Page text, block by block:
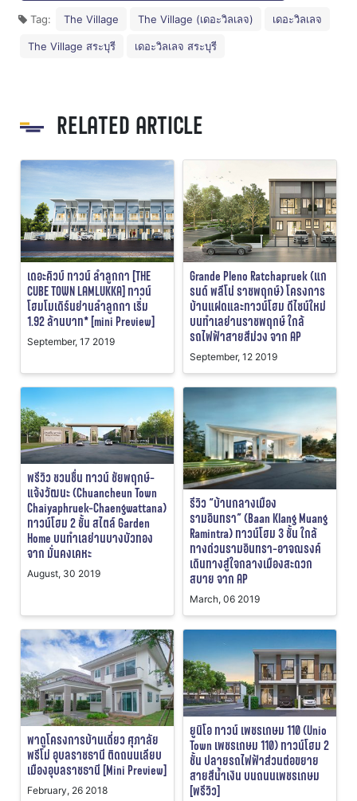
Tag: The Village The Village (เดอะวิลเลจ) เดอะวิลเลจ
The Village สระบุรี เดอะวิลเลจ สระบุรี
RELATED ARTICLE
เดอะคิวบ์ ทาวน์ ลำลูกกา [THE
CUBE TOWN LAMLUKKA] ทาวน์
โฮมโมเดิร์นย่านลำลูกกา เริ่ม
1.92 ล้านบาท* [mini Preview]
September, 17 2019
Grande Pleno Ratchapruek (แก
รนด์ พลีโน่ ราชพฤกษ์) โครงการ
บ้านแฝดและทาวน์โฮม ดีไซน์ใหม่
บนทำเลย่านราชพฤกษ์ ใกล้
รถไฟฟ้าสายสีม่วง จาก AP
September, 12 2019
พรีวิว ชวนชื่น ทาวน์ ชัยพฤกษ์-
แจ้งวัฒนะ (Chuancheun Town
Chaiyaphruek-Chaengwattana)
ทาวน์โฮม 2 ชั้น สไตล์ Garden
Home บนทำเลย่านบางบัวทอง
จาก มั่นคงเคหะ
August, 30 2019
รีวิว “บ้านกลางเมือง
รามอินทรา” (Baan Klang Muang
Ramintra) ทาวน์โฮม 3 ชั้น ใกล้
ทางด่วนรามอินทรา-อาจณรงค์
เดินทางสู่ใจกลางเมืองสะดวก
สบาย จาก AP
March, 06 2019
พาดูโครงการบ้านเดี่ยว ศุภาลัย
พรีโม่ อุบลราชธานี ติดถนนเลียบ
เมืองอุบลราชธานี [Mini Preview]
February, 26 2018
ยูนิโอ ทาวน์ เพชรเกษม 110 (Unio
Town เพชรเกษม 110) ทาวน์โฮม 2
ชั้น ปลายรถไฟฟ้าส่วนต่อขยาย
สายสีน้ำเงิน บนถนนเพชรเกษม
[พรีวิว]